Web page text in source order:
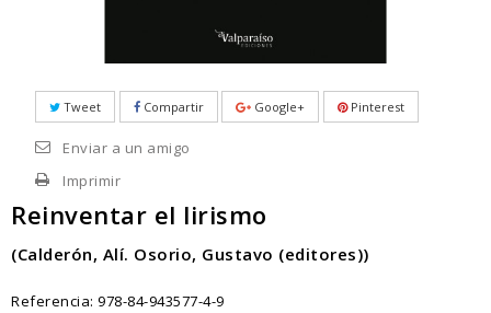
Tweet Compartir Google+ Pinterest
Enviar a un amigo
Imprimir
Reinventar el lirismo
(Calderón, Alí. Osorio, Gustavo (editores))
Referencia: 978-84-943577-4-9